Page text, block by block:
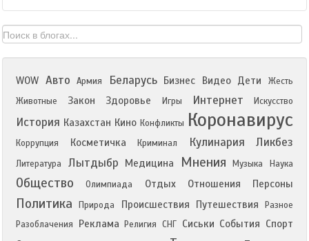
WOW Авто Армия Беларусь Бизнес Видео Дети
Жесть
Животные
Закон Здоровье Игры Интернет Искусство
История Казахстан Кино Конфликты Коронавирус
Коррупция Косметичка Криминал Кулинария Ликбез
Литература Лытдыбр Медицина Мнения Музыка Наука
Общество Олимпиада Отдых Отношения Персоны
Политика Природа Происшествия Путешествия
Разное
Разоблачения
Реклама Религия СНГ Сиськи События Спорт